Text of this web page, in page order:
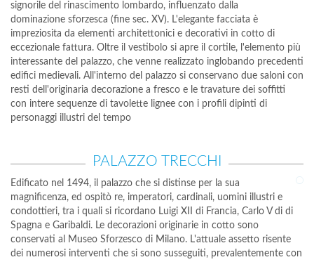
signorile del rinascimento lombardo, influenzato dalla
dominazione sforzesca (fine sec. XV). L'elegante facciata è
impreziosita da elementi architettonici e decorativi in cotto di
eccezionale fattura. Oltre il vestibolo si apre il cortile, l'elemento più
interessante del palazzo, che venne realizzato inglobando precedenti
edifici medievali. All'interno del palazzo si conservano due saloni con
resti dell'originaria decorazione a fresco e le travature dei soffitti
con intere sequenze di tavolette lignee con i profili dipinti di
personaggi illustri del tempo
PALAZZO TRECCHI
Edificato nel 1494, il palazzo che si distinse per la sua
magnificenza, ed ospitò re, imperatori, cardinali, uomini illustri e
condottieri, tra i quali si ricordano Luigi XII di Francia, Carlo V di di
Spagna e Garibaldi. Le decorazioni originarie in cotto sono
conservati al Museo Sforzesco di Milano. L'attuale assetto risente
dei numerosi interventi che si sono susseguiti, prevalentemente con